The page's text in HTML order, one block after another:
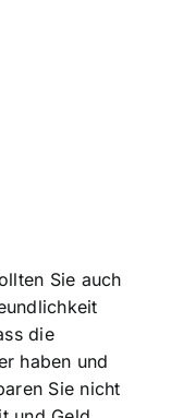
Sie auch
die
haben und
Sie nicht